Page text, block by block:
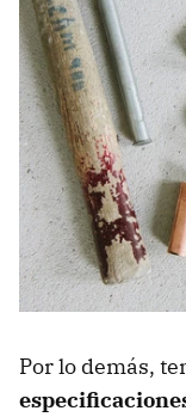
Por lo demás,